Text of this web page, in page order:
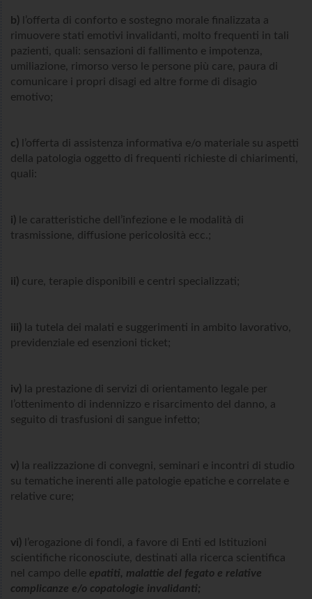
b) l’offerta di conforto e sostegno morale finalizzata a
rimuovere stati emotivi invalidanti, molto frequenti in tali
pazienti, quali: sensazioni di fallimento e impotenza,
umiliazione, rimorso verso le persone più care, paura di
comunicare i propri disagi ed altre forme di disagio
emotivo;
c) l’offerta di assistenza informativa e/o materiale su aspetti
della patologia oggetto di frequenti richieste di chiarimenti,
quali:
i) le caratteristiche dell’infezione e le modalità di
trasmissione, diffusione pericolosità ecc.;
ii) cure, terapie disponibili e centri specializzati;
iii) la tutela dei malati e suggerimenti in ambito lavorativo,
previdenziale ed esenzioni ticket;
iv) la prestazione di servizi di orientamento legale per
l’ottenimento di indennizzo e risarcimento del danno, a
seguito di trasfusioni di sangue infetto;
v) la realizzazione di convegni, seminari e incontri di studio
su tematiche inerenti alle patologie epatiche e correlate e
relative cure;
vi) l’erogazione di fondi, a favore di Enti ed Istituzioni
scientifiche riconosciute, destinati alla ricerca scientifica
nel campo delle epatiti, malattie del fegato e relative
complicanze e/o copatologie invalidanti;